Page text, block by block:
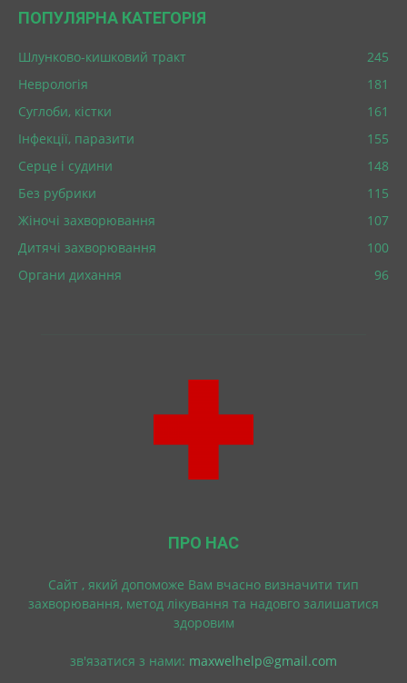
ПОПУЛЯРНА КАТЕГОРІЯ
Шлунково-кишковий тракт
245
Неврологія
181
Суглоби, кістки
161
Інфекції, паразити
155
Серце і судини
148
Без рубрики
115
Жіночі захворювання
107
Дитячі захворювання
100
Органи дихання
96
ПРО НАС
Cайт , який допоможе Вам вчасно визначити тип
захворювання, метод лікування та надовго залишатися
здоровим
зв'язатися з нами: maxwelhelp@gmail.com